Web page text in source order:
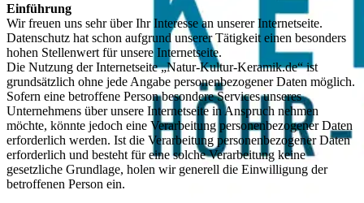
Einführung
Wir freuen uns sehr über Ihr Interesse an unserer Internetseite.
Datenschutz hat schon aufgrund unserer Tätigkeit einen besonders
hohen Stellenwert für unsere Internetseite.
Die Nutzung der Internetseite „Natur-Kultur-Keramik.de“ ist
grundsätzlich ohne jede Angabe personenbezogener Daten möglich.
Sofern eine betroffene Person besondere Services unseres
Unternehmens über unsere Internetseite in Anspruch nehmen
möchte, könnte jedoch eine Verarbeitung personenbezogener Daten
erforderlich werden. Ist die Verarbeitung personenbezogener Daten
erforderlich und besteht für eine solche Verarbeitung keine
gesetzliche Grundlage, holen wir generell die Einwilligung der
betroffenen Person ein.